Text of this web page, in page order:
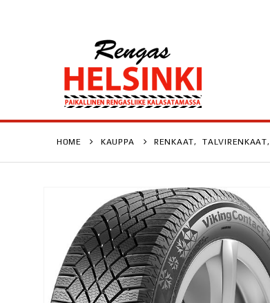
HOME KAUPPA RENKAAT, TALVIRENKAAT,